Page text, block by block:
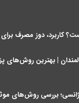
کاربرد، دوز مصرف
| بهترین روش‌های
بررسی روش‌های